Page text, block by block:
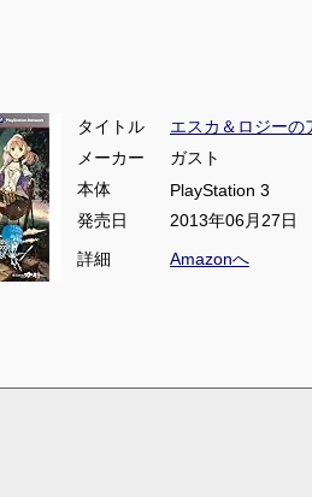
タイトル
エスカ＆ロジーの
メーカー
ガスト
本体
PlayStation 3
発売日
2013年06月27日
詳細
Amazonへ